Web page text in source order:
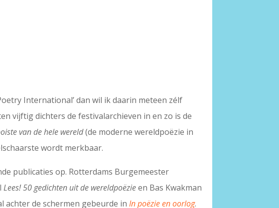
International’ dan wil ik daarin meteen zélf
vijftig dichters de festivalarchieven in en zo is de
van de hele wereld(de moderne wereldpoëzie in
wordt merkbaar.
publicaties op. Rotterdams Burgemeester
Lees! 50 gedichten uit de wereldpoëzieen Bas Kwakman
achter de schermen gebeurde inIn poëzie en oorlog.